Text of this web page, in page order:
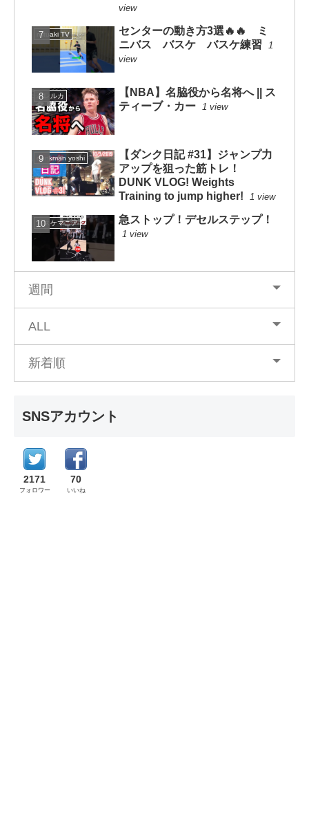
view
mituaki TV
センターの動き方3選🔥🔥 ミ
ニバス バスケ バスケ練習
1
view
ハレルカ
【NBA】名脇役から名将へ || ス
ティーブ・カー 1 view
dunkman yoshi
【ダンク日記 #31】ジャンプ力
アップを狙った筋トレ！
DUNK VLOG! Weights
Training to jump higher!
1 view
バスケマニア 急ストップ！デセルステップ！
1 view
週間
ALL
新着順
SNSアカウント
2171
フォロワー
70
いいね